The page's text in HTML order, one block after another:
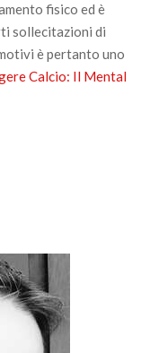
fisico ed è
sollecitazioni di
è pertanto uno
Calcio: Il Mental